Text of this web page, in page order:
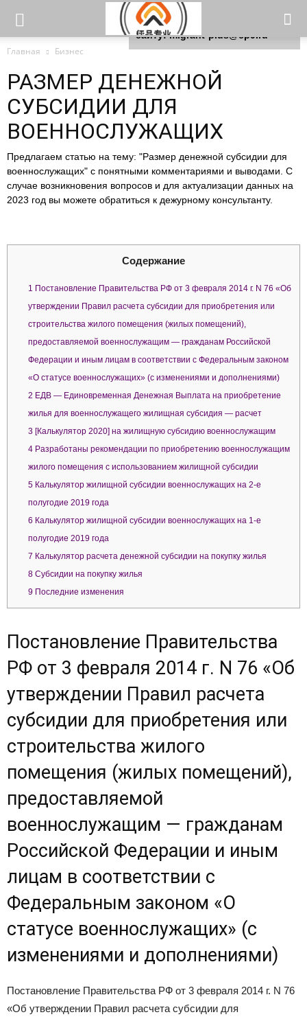
Главная Бизнес
РАЗМЕР ДЕНЕЖНОЙ
СУБСИДИИ ДЛЯ
ВОЕННОСЛУЖАЩИХ
Предлагаем статью на тему: "Размер денежной субсидии для
военнослужащих" с понятными комментариями и выводами. С
случае возникновения вопросов и для актуализации данных на
2023 год вы можете обратиться к дежурному консультанту.
Содержание
1 Постановление Правительства РФ от 3 февраля 2014 г. N 76 «Об
утверждении Правил расчета субсидии для приобретения или
строительства жилого помещения (жилых помещений),
предоставляемой военнослужащим — гражданам Российской
Федерации и иным лицам в соответствии с Федеральным законом
«О статусе военнослужащих» (с изменениями и дополнениями)
2 ЕДВ — Единовременная Денежная Выплата на приобретение
жилья для военнослужащего жилищная субсидия — расчет
3 [Калькулятор 2020] на жилищную субсидию военнослужащим
4 Разработаны рекомендации по приобретению военнослужащим
жилого помещения с использованием жилищной субсидии
5 Калькулятор жилищной субсидии военнослужащих на 2-е
полугодие 2019 года
6 Калькулятор жилищной субсидии военнослужащих на 1-е
полугодие 2019 года
7 Калькулятор расчета денежной субсидии на покупку жилья
8 Субсидии на покупку жилья
9 Последние изменения
Постановление Правительства
РФ от 3 февраля 2014 г. N 76 «Об
утверждении Правил расчета
субсидии для приобретения или
строительства жилого
помещения (жилых помещений),
предоставляемой
военнослужащим — гражданам
Российской Федерации и иным
лицам в соответствии с
Федеральным законом «О
статусе военнослужащих» (с
изменениями и дополнениями)
Постановление Правительства РФ от 3 февраля 2014 г. N 76
«Об утверждении Правил расчета субсидии для
Для любых предложений по
сайту: migrant-plus@cp9.ru